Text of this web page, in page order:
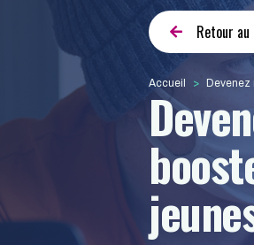
Retour
Accueil Devenez